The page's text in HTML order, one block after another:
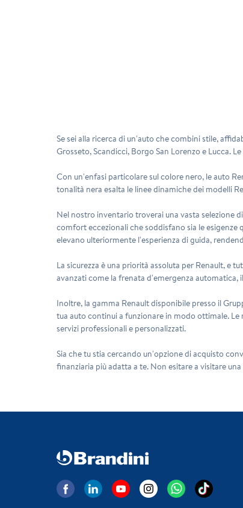
Se sei alla ricerca di un'auto che combini stile,
Grosseto, Scandicci, Borgo San Lorenzo e Lucca.
Con un'enfasi particolare sul colore nero, le auto
tonalità nera esalta le linee dinamiche dei modelli
Nel nostro inventario troverai una vasta selezione
comfort eccezionali che soddisfano sia le
elevano ulteriormente l'esperienza di guida,
La sicurezza è una priorità assoluta per Renault, e
avanzati come la frenata d'emergenza
Inoltre, la gamma Renault disponibile presso il
tua auto continui a funzionare in modo ottimale. Le
servizi professionali e personalizzati.
Sia che tu stia cercando un'opzione di acquisto
finanziaria più adatta a te. Non esitare a visitare